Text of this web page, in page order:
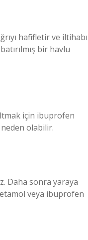
hafifletir ve iltihabı
bir havlu
için ibuprofen
olabilir.
Daha sonra yaraya
veya ibuprofen